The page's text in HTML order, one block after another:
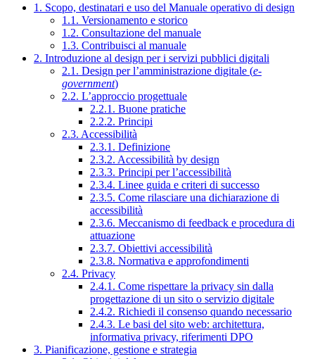
1. Scopo, destinatari e uso del Manuale operativo di design
1.1. Versionamento e storico
1.2. Consultazione del manuale
1.3. Contribuisci al manuale
2. Introduzione al design per i servizi pubblici digitali
2.1. Design per l’amministrazione digitale (e-
government)
2.2. L’approccio progettuale
2.2.1. Buone pratiche
2.2.2. Principi
2.3. Accessibilità
2.3.1. Definizione
2.3.2. Accessibilità by design
2.3.3. Principi per l’accessibilità
2.3.4. Linee guida e criteri di successo
2.3.5. Come rilasciare una dichiarazione di
accessibilità
2.3.6. Meccanismo di feedback e procedura di
attuazione
2.3.7. Obiettivi accessibilità
2.3.8. Normativa e approfondimenti
2.4. Privacy
2.4.1. Come rispettare la privacy sin dalla
progettazione di un sito o servizio digitale
2.4.2. Richiedi il consenso quando necessario
2.4.3. Le basi del sito web: architettura,
informativa privacy, riferimenti DPO
3. Pianificazione, gestione e strategia